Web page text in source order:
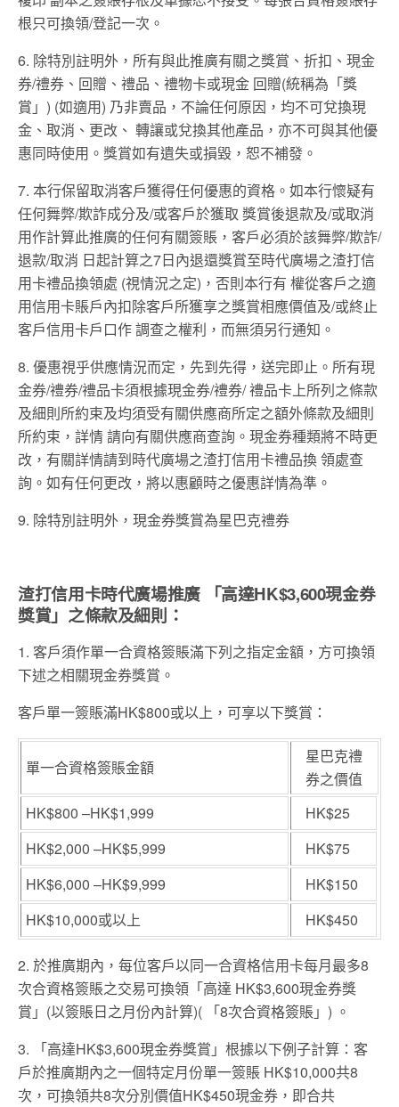
根只可換領/登記一次。
6. 除特別註明外，所有與此推廣有關之獎賞、折扣、現金
券/禮券、回贈、禮品、禮物卡或現金 回贈(統稱為「獎
賞」) (如適用) 乃非賣品，不論任何原因，均不可兌換現
金、取消、更改、 轉讓或兌換其他產品，亦不可與其他優
惠同時使用。獎賞如有遺失或損毀，恕不補發。
7. 本行保留取消客戶獲得任何優惠的資格。如本行懷疑有
任何舞弊/欺詐成分及/或客戶於獲取 獎賞後退款及/或取消
用作計算此推廣的任何有關簽賬，客戶必須於該舞弊/欺詐/
退款/取消 日起計算之7日內退還獎賞至時代廣場之渣打信
用卡禮品換領處 (視情況之定)，否則本行有 權從客戶之適
用信用卡賬戶內扣除客戶所獲享之獎賞相應價值及/或終止
客戶信用卡戶口作 調查之權利，而無須另行通知。
8. 優惠視乎供應情況而定，先到先得，送完即止。所有現
金券/禮券/禮品卡須根據現金券/禮券/ 禮品卡上所列之條款
及細則所約束及均須受有關供應商所定之額外條款及細則
所約束，詳情 請向有關供應商查詢。現金券種類將不時更
改，有關詳情請到時代廣場之渣打信用卡禮品換 領處查
詢。如有任何更改，將以惠顧時之優惠詳情為準。
9. 除特別註明外，現金券獎賞為星巴克禮券
渣打信用卡時代廣場推廣 「高達HK$3,600現金券
獎賞」之條款及細則：
1. 客戶須作單一合資格簽賬滿下列之指定金額，方可換領
下述之相關現金券獎賞。
客戶單一簽賬滿HK$800或以上，可享以下獎賞：
單一合資格簽賬金額
星巴克禮
券之價值
HK$800 –HK$1,999
HK$25
HK$2,000 –HK$5,999
HK$75
HK$6,000 –HK$9,999
HK$150
HK$10,000或以上
HK$450
2. 於推廣期內，每位客戶以同一合資格信用卡每月最多8
次合資格簽賬之交易可換領「高達 HK$3,600現金券獎
賞」(以簽賬日之月份內計算)( 「8次合資格簽賬」) 。
3. 「高達HK$3,600現金券獎賞」根據以下例子計算：客
戶於推廣期內之一個特定月份單一簽賬 HK$10,000共8
次，可換領共8次分別價值HK$450現金券，即合共